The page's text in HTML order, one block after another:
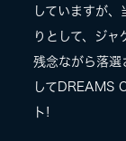
していますが
りとして、ジ
残念ながら落選
してDREAMS
ト!